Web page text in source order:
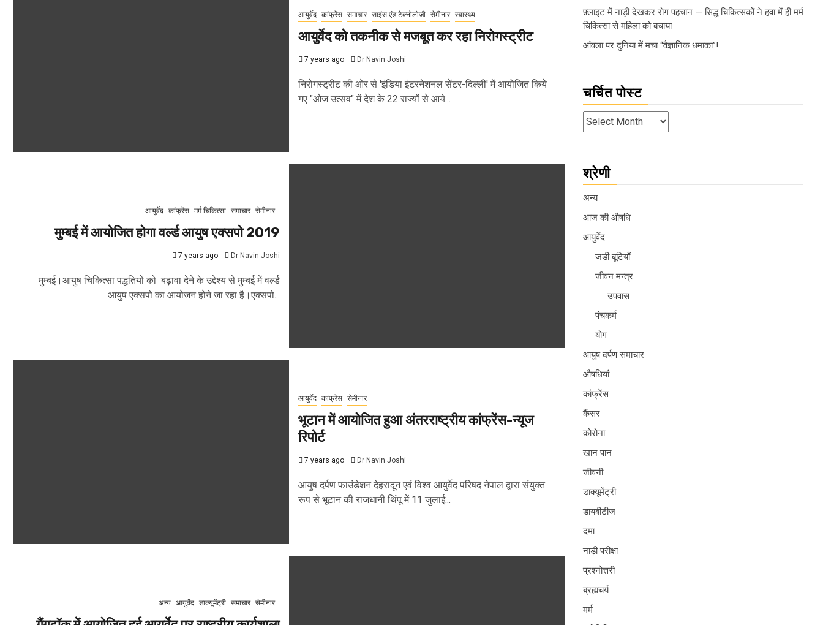
आयुर्वेद कांफ्रेंस समाचार साइंस एंड टेक्नोलोजी सेमीनार स्वास्थ्य
आयुर्वेद को तकनीक से मजबूत कर रहा निरोगस्ट्रीट
7 years ago Dr Navin Joshi
निरोगस्ट्रीट की ओर से 'इंडिया इंटरनेशनल सेंटर-दिल्ली' में आयोजित किये
गए "ओज उत्सव" में देश के 22 राज्यों से आये...
आयुर्वेद कांफ्रेंस मर्म चिकित्सा समाचार सेमीनार
मुम्बई में आयोजित होगा वर्ल्ड आयुष एक्सपो 2019
7 years ago Dr Navin Joshi
मुम्बई।आयुष चिकित्सा पद्धतियों को बढ़ावा देने के उद्देश्य से मुम्बई में वर्ल्ड
आयुष एक्सपो का आयोजन होने जा रहा है।एक्सपो...
आयुर्वेद कांफ्रेंस सेमीनार
भूटान में आयोजित हुआ अंतरराष्ट्रीय कांफ्रेंस-न्यूज
रिपोर्ट
7 years ago Dr Navin Joshi
आयुष दर्पण फाउंडेशन देहरादून एवं विश्व आयुर्वेद परिषद नेपाल द्वारा संयुक्त
रूप से भूटान की राजधानी थिंपू में 11 जुलाई...
अन्य आयुर्वेद डाक्यूमेंट्री समाचार सेमीनार
फ़्लाइट में नाड़ी देखकर रोग पहचान — सिद्ध चिकित्सकों ने हवा में ही मर्म
चिकित्सा से महिला को बचाया
आंवला पर दुनिया में मचा “वैज्ञानिक धमाका”!
चर्चित पोस्ट
श्रेणी
अन्य
आज की औषधि
आयुर्वेद
जडी बूटियाँ
जीवन मन्त्र
उपवास
पंचकर्म
योग
आयुष दर्पण समाचार
औषधियां
कांफ्रेंस
कैंसर
कोरोना
खान पान
जीवनी
डाक्यूमेंट्री
डायबीटीज
दमा
नाड़ी परीक्षा
प्रश्नोत्तरी
ब्रह्मचर्य
मर्म